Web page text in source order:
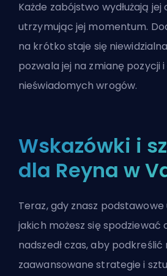
Każde zabójstwo wydłużają
utrzymując jej momentum.
na krótko staje się
pozwala jej na zmianę pozycji
nieświadomych wrogów.
Wskazówki i
dla Reyna w
Teraz, gdy znasz
jakich możesz się spodziewać
nadszedł czas, aby
zaawansowane strategie i